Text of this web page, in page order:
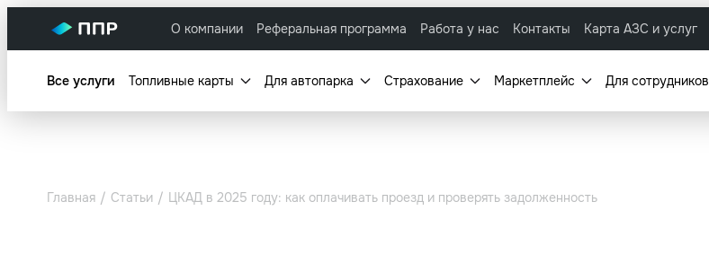
О компании Реферальная программа Работа у нас Контакты Карта АЗС и услуг
Все услуги Топливные карты Для автопарка Страхование Маркетплейс Для сотрудников
Главная Статьи ЦКАД в 2025 году: как оплачивать проезд и проверять задолженность